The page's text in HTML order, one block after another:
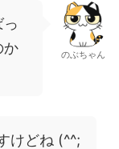
か
のぶちゃん
けどね (^^;